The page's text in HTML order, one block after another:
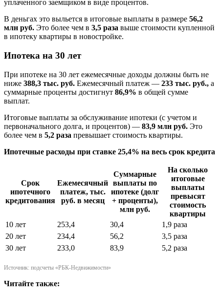
уплаченного заемщиком в виде процентов.
В деньгах это выльется в итоговые выплаты в размере 56,2
млн руб. Это более чем в 3,5 раза выше стоимости купленной
в ипотеку квартиры в новостройке.
Ипотека на 30 лет
При ипотеке на 30 лет ежемесячные доходы должны быть не
ниже 388,3 тыс. руб. Ежемесячный платеж — 233 тыс. руб., а
суммарные проценты достигнут 86,9% в общей сумме
выплат.
Итоговые выплаты за обслуживание ипотеки (с учетом и
первоначального долга, и процентов) — 83,9 млн руб. Это
более чем в 5,2 раза превышает стоимость квартиры.
Ипотечные расходы при ставке 25,4% на весь срок кредита
Срок
ипотечного
кредитования
Ежемесячный
платеж, тыс.
руб. в месяц
Суммарные
выплаты по
ипотеке (долг
+ проценты),
млн руб.
На сколько
итоговые
выплаты
превысят
стоимость
квартиры
10 лет
253,4 30,4
1,9 раза
20 лет
234,4 56,2
3,5 раза
30 лет
233,0 83,9 5,2 раза
Источник: подсчеты «РБК-Недвижимости»
Читайте также: